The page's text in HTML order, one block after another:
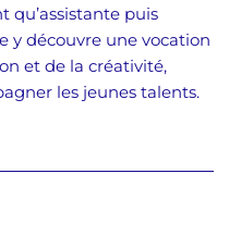
qu’assistante puis
y découvre une vocation
et de la créativité,
les jeunes talents.